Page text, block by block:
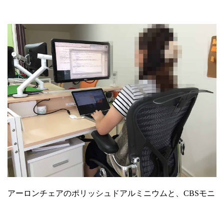
アーロンチェアのポリッシュドアルミニウムと、CBSモニ